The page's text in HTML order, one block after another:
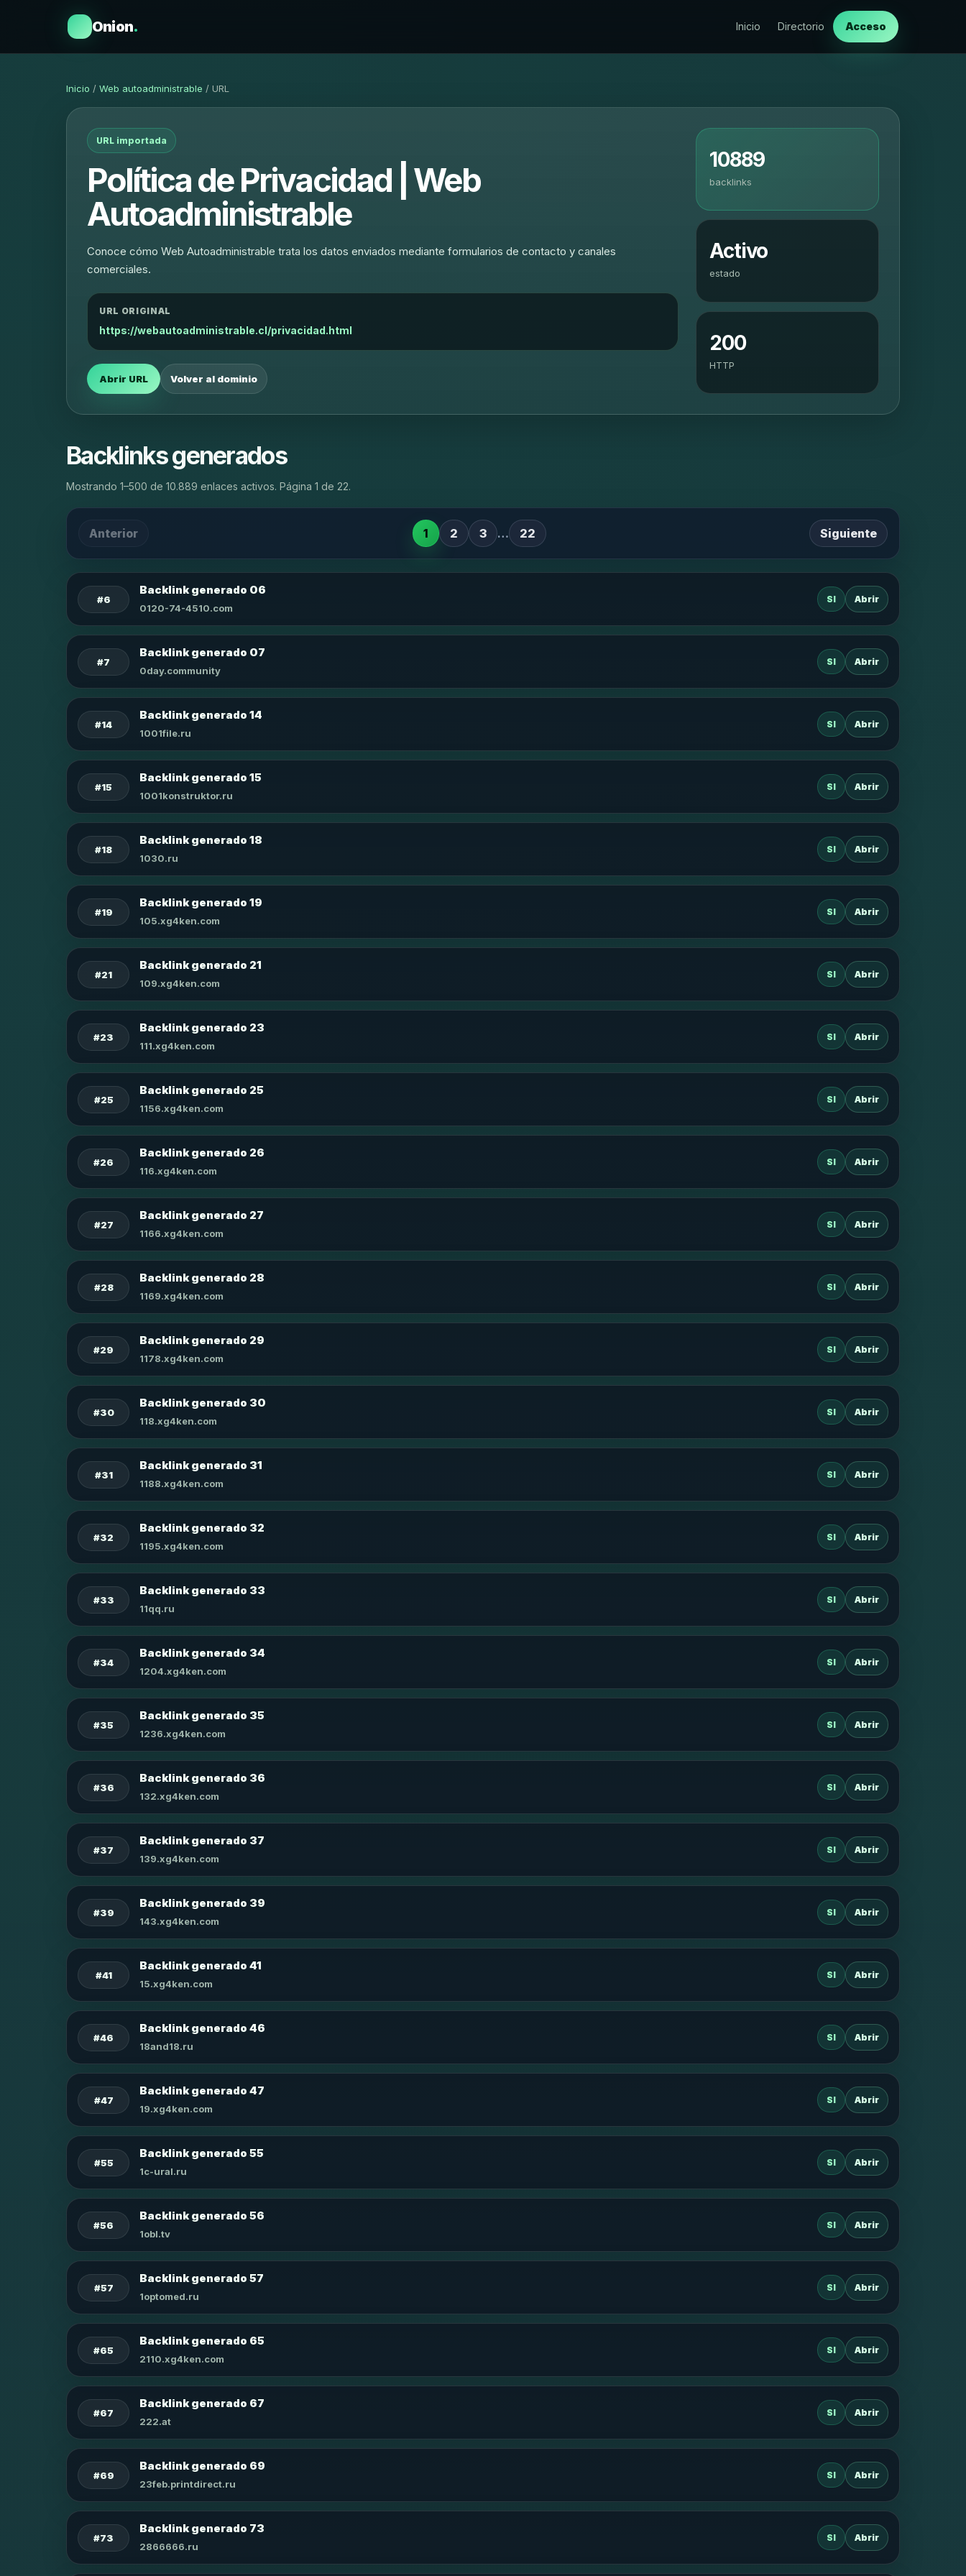
Onion. Inicio Directorio Acceso
Inicio / Web autoadministrable / URL
URL importada
Política de Privacidad | Web
Autoadministrable
Conoce cómo Web Autoadministrable trata los datos enviados mediante formularios de contacto y canales
comerciales.
URL ORIGINAL
https://webautoadministrable.cl/privacidad.html
Abrir URL Volver al dominio
10889
backlinks
Activo
estado
200
HTTP
Backlinks generados
Mostrando 1–500 de 10.889 enlaces activos. Página 1 de 22.
Anterior 1 2 3 … 22 Siguiente
#6
Backlink generado 06
0120-74-4510.com
SI Abrir
#7
Backlink generado 07
0day.community
SI Abrir
#14
Backlink generado 14
1001file.ru
SI Abrir
#15
Backlink generado 15
1001konstruktor.ru
SI Abrir
#18
Backlink generado 18
1030.ru
SI Abrir
#19
Backlink generado 19
105.xg4ken.com
SI Abrir
#21
Backlink generado 21
109.xg4ken.com
SI Abrir
#23
Backlink generado 23
111.xg4ken.com
SI Abrir
#25
Backlink generado 25
1156.xg4ken.com
SI Abrir
#26
Backlink generado 26
116.xg4ken.com
SI Abrir
#27
Backlink generado 27
1166.xg4ken.com
SI Abrir
#28
Backlink generado 28
1169.xg4ken.com
SI Abrir
#29
Backlink generado 29
1178.xg4ken.com
SI Abrir
#30
Backlink generado 30
118.xg4ken.com
SI Abrir
#31
Backlink generado 31
1188.xg4ken.com
SI Abrir
#32
Backlink generado 32
1195.xg4ken.com
SI Abrir
#33
Backlink generado 33
11qq.ru
SI Abrir
#34
Backlink generado 34
1204.xg4ken.com
SI Abrir
#35
Backlink generado 35
1236.xg4ken.com
SI Abrir
#36
Backlink generado 36
132.xg4ken.com
SI Abrir
#37
Backlink generado 37
139.xg4ken.com
SI Abrir
#39
Backlink generado 39
143.xg4ken.com
SI Abrir
#41
Backlink generado 41
15.xg4ken.com
SI Abrir
#46
Backlink generado 46
18and18.ru
SI Abrir
#47
Backlink generado 47
19.xg4ken.com
SI Abrir
#55
Backlink generado 55
1c-ural.ru
SI Abrir
#56
Backlink generado 56
1obl.tv
SI Abrir
#57
Backlink generado 57
1optomed.ru
SI Abrir
#65
Backlink generado 65
2110.xg4ken.com
SI Abrir
#67
Backlink generado 67
222.at
SI Abrir
#69
Backlink generado 69
23feb.printdirect.ru
SI Abrir
#73
Backlink generado 73
2866666.ru
SI Abrir